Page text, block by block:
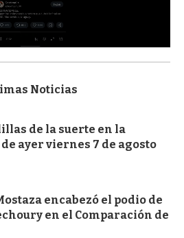
Noticias
de la suerte en la
ayer viernes 7 de agosto
encabezó el podio de
en el Comparación de